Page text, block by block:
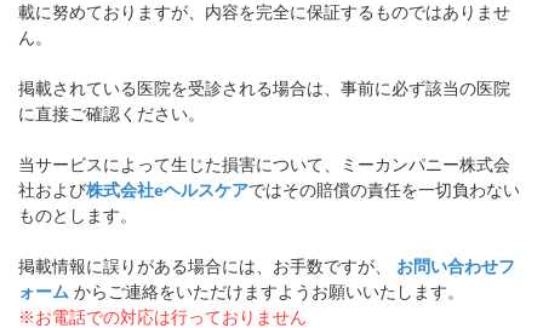
載に努めておりますが、内容を完全に保証するものではありませ
ん。
掲載されている医院を受診される場合は、事前に必ず該当の医院
に直接ご確認ください。
当サービスによって生じた損害について、ミーカンパニー株式会
社および株式会社eヘルスケアではその賠償の責任を一切負わない
ものとします。
掲載情報に誤りがある場合には、お手数ですが、
お問い合わせフ
ォーム からご連絡をいただけますようお願いいたします。
※お電話での対応は行っておりません